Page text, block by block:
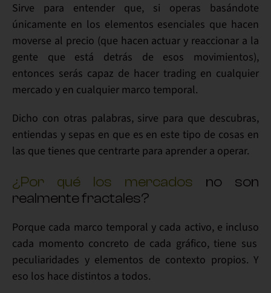
Sirve para entender que, si operas basándote
únicamente en los elementos esenciales que hacen
moverse al precio (que hacen actuar y reaccionar a la
gente que está detrás de esos movimientos),
entonces serás capaz de hacer trading en cualquier
mercado y en cualquier marco temporal.
Dicho con otras palabras, sirve para que descubras,
entiendas y sepas en que es en este tipo de cosas en
las que tienes que centrarte para aprender a operar.
¿Por qué los mercados no son
realmente fractales?
Porque cada marco temporal y cada activo, e incluso
cada momento concreto de cada gráfico, tiene sus
peculiaridades y elementos de contexto propios. Y
eso los hace distintos a todos.